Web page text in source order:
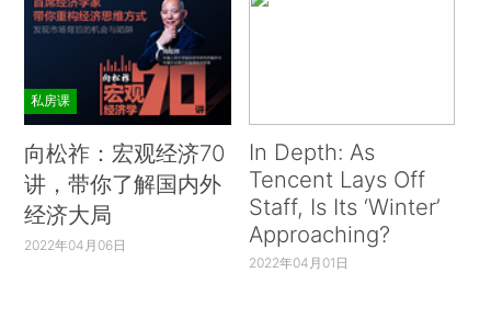
私房课
向松祚：宏观经济70
讲，带你了解国内外
经济大局
2022年04月06日
In Depth: As
Tencent Lays Off
Staff, Is Its ‘Winter’
Approaching?
2022年04月01日